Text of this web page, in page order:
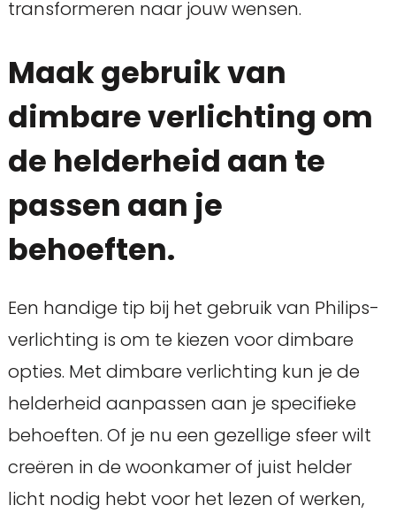
transformeren naar jouw wensen.
Maak gebruik van
dimbare verlichting om
de helderheid aan te
passen aan je
behoeften.
Een handige tip bij het gebruik van Philips-
verlichting is om te kiezen voor dimbare
opties. Met dimbare verlichting kun je de
helderheid aanpassen aan je specifieke
behoeften. Of je nu een gezellige sfeer wilt
creëren in de woonkamer of juist helder
licht nodig hebt voor het lezen of werken,